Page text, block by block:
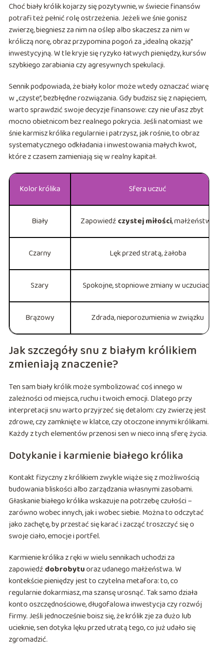
Choć biały królik kojarzy się pozytywnie, w świecie finansów
potrafi też pełnić rolę ostrzeżenia. Jeżeli we śnie gonisz
zwierzę, biegniesz za nim na oślep albo skaczesz za nim w
króliczą norę, obraz przypomina pogoń za „idealną okazją”
inwestycyjną. W tle kryje się ryzyko łatwych pieniędzy, kursów
szybkiego zarabiania czy agresywnych spekulacji.
Sennik podpowiada, że biały kolor może wtedy oznaczać wiarę
w „czyste”, bezbłędne rozwiązania. Gdy budzisz się z napięciem,
warto sprawdzić swoje decyzje finansowe: czy nie ufasz zbyt
mocno obietnicom bez realnego pokrycia. Jeśli natomiast we
śnie karmisz królika regularnie i patrzysz, jak rośnie, to obraz
systematycznego odkładania i inwestowania małych kwot,
które z czasem zamieniają się w realny kapitał.
Kolor królika Sfera uczuć
Biały Zapowiedź czystej miłości, małżeństwa
Czarny Lęk przed stratą, żałoba
Szary Spokojne, stopniowe zmiany w uczuciach
Brązowy Zdrada, nieporozumienia w związku
Jak szczegóły snu z białym królikiem
zmieniają znaczenie?
Ten sam biały królik może symbolizować coś innego w
zależności od miejsca, ruchu i twoich emocji. Dlatego przy
interpretacji snu warto przyjrzeć się detalom: czy zwierzę jest
zdrowe, czy zamknięte w klatce, czy otoczone innymi królikami.
Każdy z tych elementów przenosi sen w nieco inną sferę życia.
Dotykanie i karmienie białego królika
Kontakt fizyczny z królikiem zwykle wiąże się z możliwością
budowania bliskości albo zarządzania własnymi zasobami.
Głaskanie białego królika wskazuje na potrzebę czułości –
zarówno wobec innych, jak i wobec siebie. Można to odczytać
jako zachętę, by przestać się karać i zacząć troszczyć się o
swoje ciało, emocje i portfel.
Karmienie królika z ręki w wielu sennikach uchodzi za
zapowiedź dobrobytuoraz udanego małżeństwa. W
kontekście pieniędzy jest to czytelna metafora: to, co
regularnie dokarmiasz, ma szansę urosnąć. Tak samo działa
konto oszczędnościowe, długofalowa inwestycja czy rozwój
firmy. Jeśli jednocześnie boisz się, że królik zje za dużo lub
ucieknie, sen dotyka lęku przed utratą tego, co już udało się
zgromadzić.